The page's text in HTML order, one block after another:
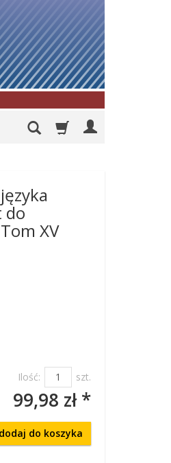
do
XV
Ilość: szt.
99,98 zł *
dodaj do koszyka